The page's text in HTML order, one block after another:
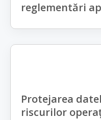
reglementări
Protejarea
riscurilor